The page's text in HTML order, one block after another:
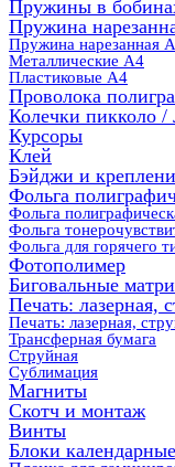
Пружины в
Пружина
Пружина нарезанная
Металлические А4
Пластиковые А4
Проволока
Колечки пикколо
Курсоры
Клей
Бэйджи и
Фольга
Фольга
Фольга
Фольга для горячего
Фотополимер
Биговальные
Печать: лазерная,
Печать: лазерная,
Трансферная бумага
Струйная
Сублимация
Магниты
Скотч и монтаж
Винты
Блоки календарные